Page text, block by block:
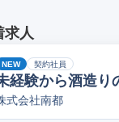
求人
NEW 契約社員
経験から酒造り
式会社南都